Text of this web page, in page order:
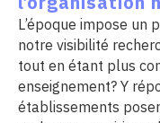
L’époque impose un
notre visibilité
tout en étant plus
enseignement? Y
établissements